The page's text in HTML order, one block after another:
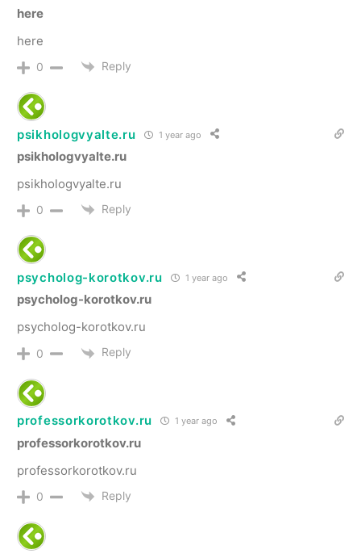
here
here
0 Reply
psikhologvyalte.ru 1 year ago
psikhologvyalte.ru
psikhologvyalte.ru
0 Reply
psycholog-korotkov.ru 1 year ago
psycholog-korotkov.ru
psycholog-korotkov.ru
0 Reply
professorkorotkov.ru 1 year ago
professorkorotkov.ru
professorkorotkov.ru
0 Reply